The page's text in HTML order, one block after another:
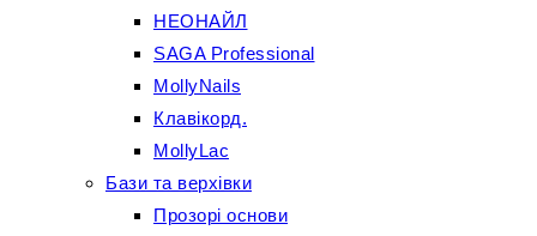
НЕОНАЙЛ
SAGA Professional
MollyNails
Клавікорд.
MollyLac
Бази та верхівки
Прозорі основи